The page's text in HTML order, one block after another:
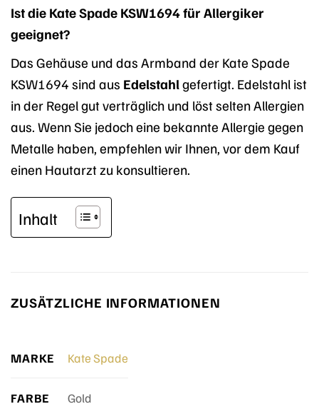
Ist die Kate Spade KSW1694 für Allergiker
geeignet?
Das Gehäuse und das Armband der Kate Spade
KSW1694 sind aus Edelstahl gefertigt. Edelstahl ist
in der Regel gut verträglich und löst selten Allergien
aus. Wenn Sie jedoch eine bekannte Allergie gegen
Metalle haben, empfehlen wir Ihnen, vor dem Kauf
einen Hautarzt zu konsultieren.
Inhalt
ZUSÄTZLICHE INFORMATIONEN
MARKE Kate Spade
FARBE Gold